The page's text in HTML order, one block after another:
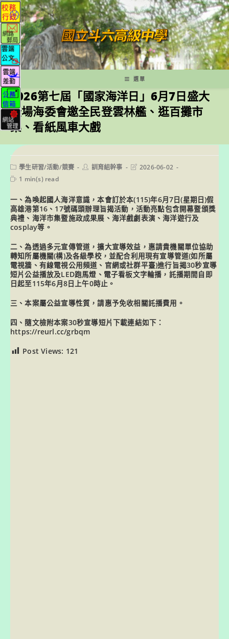
跳
轉
至
主
要
內
容
選單
2026第七屆「國家海洋日」6月7日盛大
登場海委會邀全民登雲林艦、逛百攤市
集、看紙風車大戲
Post
category:
學生研習/活動/競賽
Post訓育組幹事
Post2026-06-02
Reading
1 min(s) read
一、為喚起國人海洋意識，本會訂於本(115)年6月7日(星期日)假
高雄港第16、17號碼頭辦理旨揭活動，活動亮點包含開幕暨頒獎
典禮、海洋市集暨施政成果展、海洋戲劇表演、海洋遊行及
cosplay等。
二、為透過多元宣傳管道，擴大宣導效益，惠請貴機關單位協助
轉知所屬機關(構)及各級學校，並配合利用現有宣導管道(如所屬
電視牆、有線電視公用頻道、官網或社群平臺)進行旨揭30秒宣導
短片公益播放及LED跑馬燈、電子看板文字輪播，託播期間自即
日起至115年6月8日上午0時止。
三、本案屬公益宣導性質，請惠予免收相關託播費用。
四、隨文檢附本案30秒宣導短片下載連結如下：
https://reurl.cc/grbqm
Post Views: 121